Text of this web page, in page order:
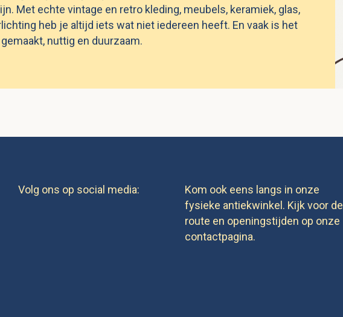
Met echte vintage en retro kleding, meubels, keramiek, glas,
heb je altijd iets wat niet iedereen heeft. En vaak is het
nuttig en duurzaam.
Volg ons op social media:
Kom ook eens langs in onze
fysieke antiekwinkel. Kijk voor de
route en openingstijden op onze
contactpagina.